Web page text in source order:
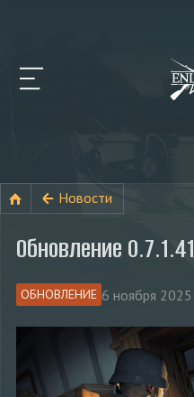
Новости
Обновление 0.7.1.41
ОБНОВЛЕНИЕ 6 ноября 2025